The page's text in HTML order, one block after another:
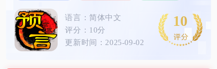
语言：简体中文
评分：10分
更新时间：2025-09-02
10